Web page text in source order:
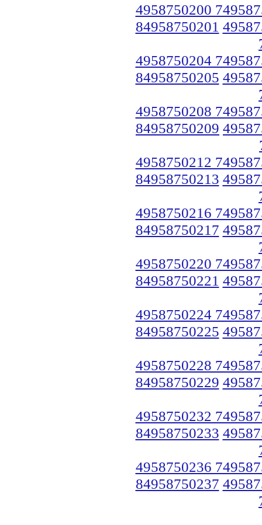
4958750200
84958750201
4958750204
84958750205
4958750208
84958750209
4958750212
84958750213
4958750216
84958750217
4958750220
84958750221
4958750224
84958750225
4958750228
84958750229
4958750232
84958750233
4958750236
84958750237